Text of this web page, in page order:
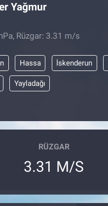
Yağmur
Rüzgar: 3.31 m/s
Hassa İskenderun
Yayladağı
RÜZGAR
3.31 M/S